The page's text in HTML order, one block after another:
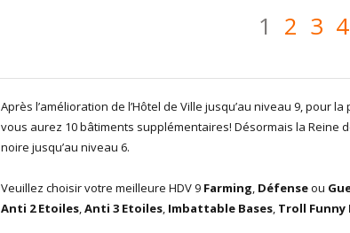
1 2 3 4
Après l’amélioration de l’Hôtel de Ville jusqu’au niveau 9,
vous aurez 10 bâtiments supplémentaires! Désormais la Reine
noire jusqu’au niveau 6.
Veuillez choisir votre meilleure HDV 9 Farming, Défenseou
Anti 2 Etoiles,Anti 3 Etoiles, Imbattable Bases, Troll Funny